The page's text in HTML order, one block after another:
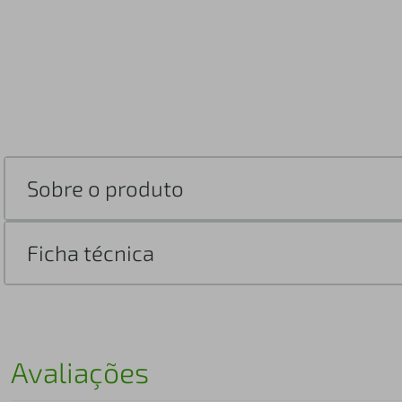
Sobre o produto
Ficha técnica
Avaliações